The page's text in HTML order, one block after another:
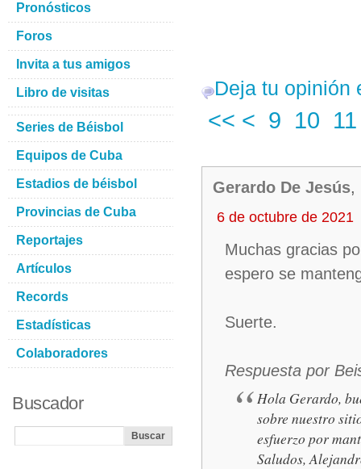
Deja tu opinión
<< < 9 10 11
Gerardo De Jesús,
6 de octubre de 2021
Muchas gracias
espero se
Suerte.
Respuesta por
Hola Gerardo,
sobre nuestro
esfuerzo por
Saludos,
Pronósticos
Foros
Invita a tus amigos
Libro de visitas
Series de Béisbol
Equipos de Cuba
Estadios de béisbol
Provincias de Cuba
Reportajes
Artículos
Records
Estadísticas
Colaboradores
Buscador